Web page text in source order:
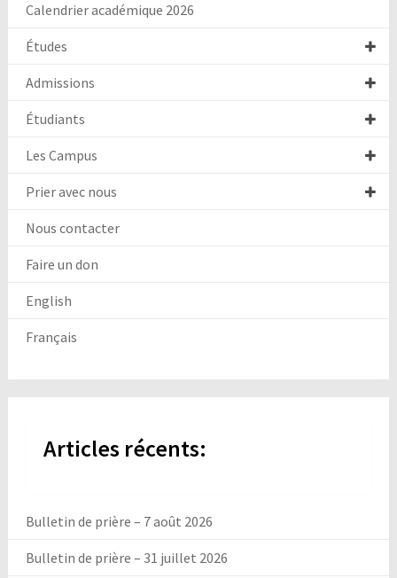
Calendrier académique 2026
Études
Admissions
Étudiants
Les Campus
Prier avec nous
Nous contacter
Faire un don
English
Français
Articles récents:
Bulletin de prière – 7 août 2026
Bulletin de prière – 31 juillet 2026